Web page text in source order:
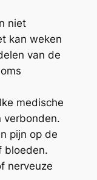
niet
kan weken
van de
medische
verbonden.
pijn op de
bloeden.
nerveuze